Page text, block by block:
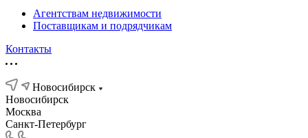
Агентствам недвижимости
Поставщикам и подрядчикам
Контакты
Новосибирск
Новосибирск
Москва
Санкт-Петербург